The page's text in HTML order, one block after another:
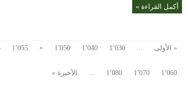
أكمل القراءة »
« الأولى ... 1٬030 1٬040 1٬050 « 1٬055
1٬060
1٬070 1٬080 ... الأخيرة »